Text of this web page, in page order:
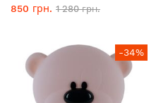
850 грн. 1 280 грн.
-34%